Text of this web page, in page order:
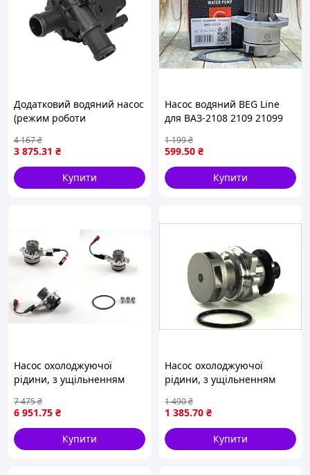
Додатковий водяний насос
(режим роботи
ALLSTREET, A1 CITY CARVER,
A3, Q2, Q3, TT, CUPRA
FORMENTOR, LEON,
3 875.31 ₴
4 167₴
Купити
Насос водяний BEG Line
для ВАЗ-2108 2109 21099
охолодження двигуна
599.50 ₴
1 199₴
Купити
Насос охолоджуючої
рідини, з ущільненням
ALLROAD B8, A4 ALLROAD
B9, A4 B8, A4 B9, A5, A6 C7,
Q2, Q3, Q5,
6 951.75 ₴
7 475₴
Купити
Насос охолоджуючої
рідини, з ущільненням
(E34), 5 (E39), 5 (E60), 5
(E61), 7 (E38), 7 (E65, E66,
E67), X3
1 385.70 ₴
1 490₴
Купити